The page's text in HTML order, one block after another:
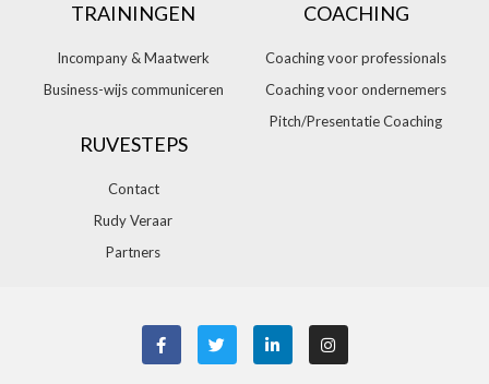
TRAININGEN
Incompany & Maatwerk
Business-wijs communiceren
COACHING
Coaching voor professionals
Coaching voor ondernemers
Pitch/Presentatie Coaching
RUVESTEPS
Contact
Rudy Veraar
Partners